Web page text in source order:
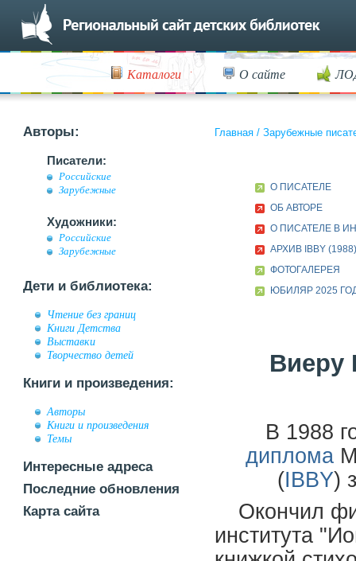
Каталоги О сайте
Авторы:
Писатели:
Российские
Зарубежные
Художники:
Российские
Зарубежные
Дети и библиотека:
Чтение без границ
Книги Детства
Выставки
Творчество детей
Книги и произведения:
Авторы
Книги и произведения
Темы
Интересные адреса
Последние обновления
Карта сайта
Главная / Зарубежные
О ПИСАТЕЛЕ
ОБ АВТОРЕ
О ПИСАТЕЛЕ В
АРХИВ IBBY
ФОТОГАЛЕРЕЯ
ЮБИЛЯР 2025
Виеру
В 1988
диплома
(IBBY)
Окончил
института